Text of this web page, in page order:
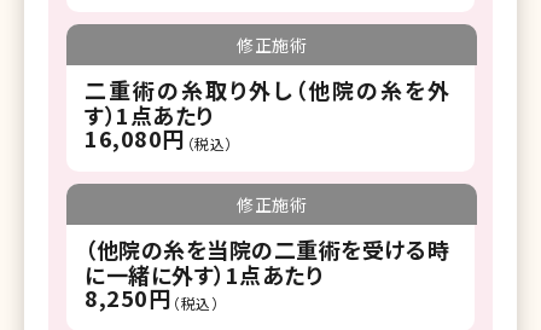
修正施術
二重術の糸取り外し（他院の糸を外
す）1点あたり
16,080円 （税込）
修正施術
（他院の糸を当院の二重術を受ける時
に一緒に外す）1点あたり
8,250円 （税込）